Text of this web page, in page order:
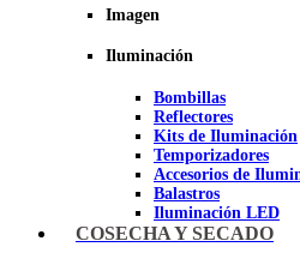
Imagen
Iluminación
Bombillas
Reflectores
Kits de Iluminación
Temporizadores
Accesorios de
Balastros
Iluminación LED
Iluminación LEC
COSECHA Y SECADO